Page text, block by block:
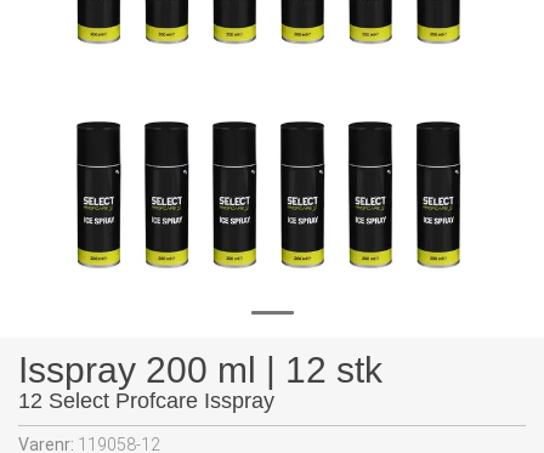
Isspray 200 ml | 12 stk
12 Select Profcare Isspray
Varenr: 119058-12